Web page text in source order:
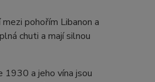
pohořím Libanon a
chuti a mají silnou
1930 a jeho vína jsou